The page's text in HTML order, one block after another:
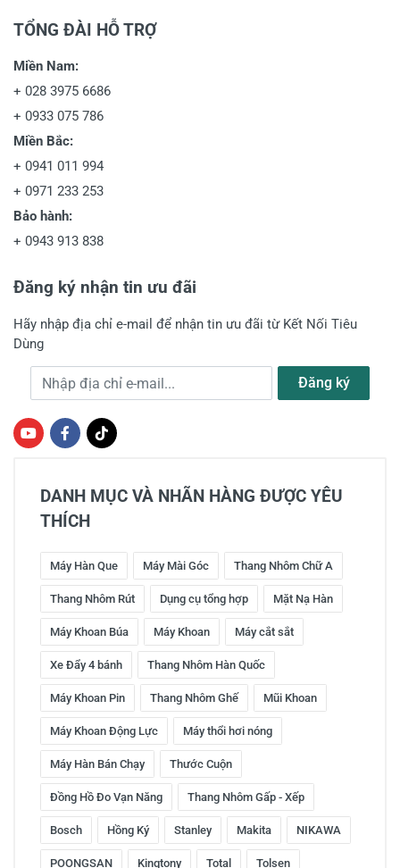
TỔNG ĐÀI HỖ TRỢ
Miền Nam:
+ 028 3975 6686
+ 0933 075 786
Miền Bắc:
+ 0941 011 994
+ 0971 233 253
Bảo hành:
+ 0943 913 838
Đăng ký nhận tin ưu đãi
Hãy nhập địa chỉ e-mail để nhận tin ưu đãi từ Kết Nối Tiêu
Dùng
Địa chỉ e-mail Đăng ký
DANH MỤC VÀ NHÃN HÀNG ĐƯỢC YÊU
THÍCH
Máy Hàn Que Máy Mài Góc Thang Nhôm Chữ A
Thang Nhôm Rút Dụng cụ tổng hợp Mặt Nạ Hàn
Máy Khoan Búa Máy Khoan Máy cắt sắt
Xe Đẩy 4 bánh Thang Nhôm Hàn Quốc
Máy Khoan Pin Thang Nhôm Ghế Mũi Khoan
Máy Khoan Động Lực Máy thổi hơi nóng
Máy Hàn Bán Chạy Thước Cuộn
Đồng Hồ Đo Vạn Năng Thang Nhôm Gấp - Xếp
Bosch Hồng Ký Stanley Makita NIKAWA
POONGSAN Kingtony Total Tolsen